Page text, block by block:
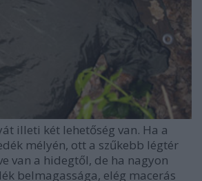
illeti két lehetőség van. Ha a
mélyén, ott a szűkebb légtér
van a hidegtől, de ha nagyon
belmagassága, elég macerás